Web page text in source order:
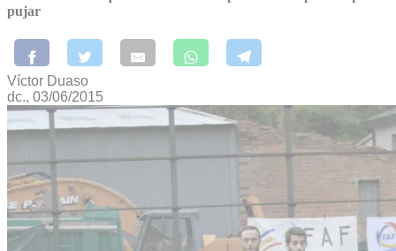
pujar
Víctor Duaso
dc., 03/06/2015